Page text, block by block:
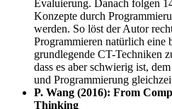
Evaluierung. Danach folgen
Konzepte durch
werden. So löst der Autor
Programmieren natürlich eine
grundlegende CT-Techniken
dass es aber schwierig ist,
und Programmierung
P. Wang (2016): From
Thinking